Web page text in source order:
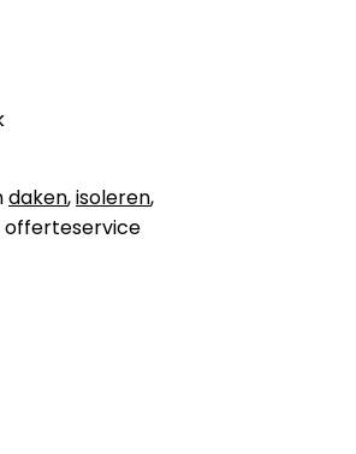
daken,isoleren,
offerteservice